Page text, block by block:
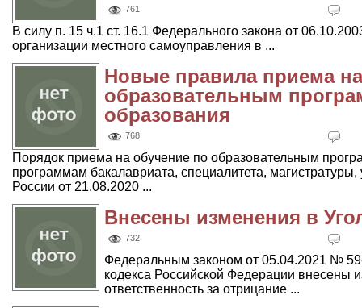
761
В силу п. 15 ч.1 ст. 16.1 Федерального закона от
организации местного самоуправления в ...
Новые правила приема
образовательным
образования
768
Порядок приема на обучение по образовательным
программам бакалавриата, специалитета,
России от 21.08.2020 ...
Внесены изменения в
732
Федеральным законом от 05.04.2021 №
кодекса Российской Федерации внесены
ответственность за отрицание ...